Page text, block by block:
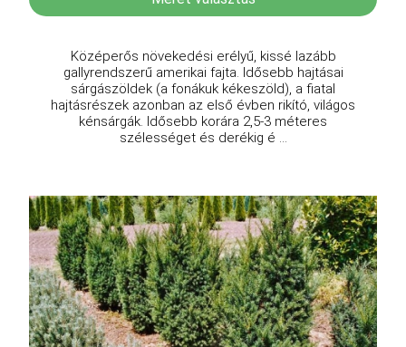
Középerős növekedési erélyű, kissé lazább
gallyrendszerű amerikai fajta. Idősebb hajtásai
sárgászöldek (a fonákuk kékeszöld), a fiatal
hajtásrészek azonban az első évben rikító, világos
kénsárgák. Idősebb korára 2,5-3 méteres
szélességet és derékig é ...